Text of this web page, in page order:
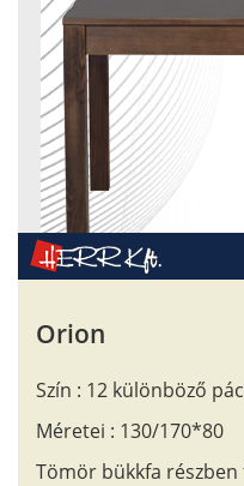
Orion
Szín : 12 különböző
Méretei : 130/170*80
Tömör bükkfa